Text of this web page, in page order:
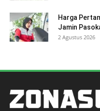
Harga
Jamin
2 Agustus 2026